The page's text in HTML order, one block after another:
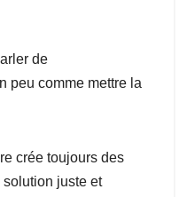
de
peu comme mettre la
crée toujours des
solution juste et